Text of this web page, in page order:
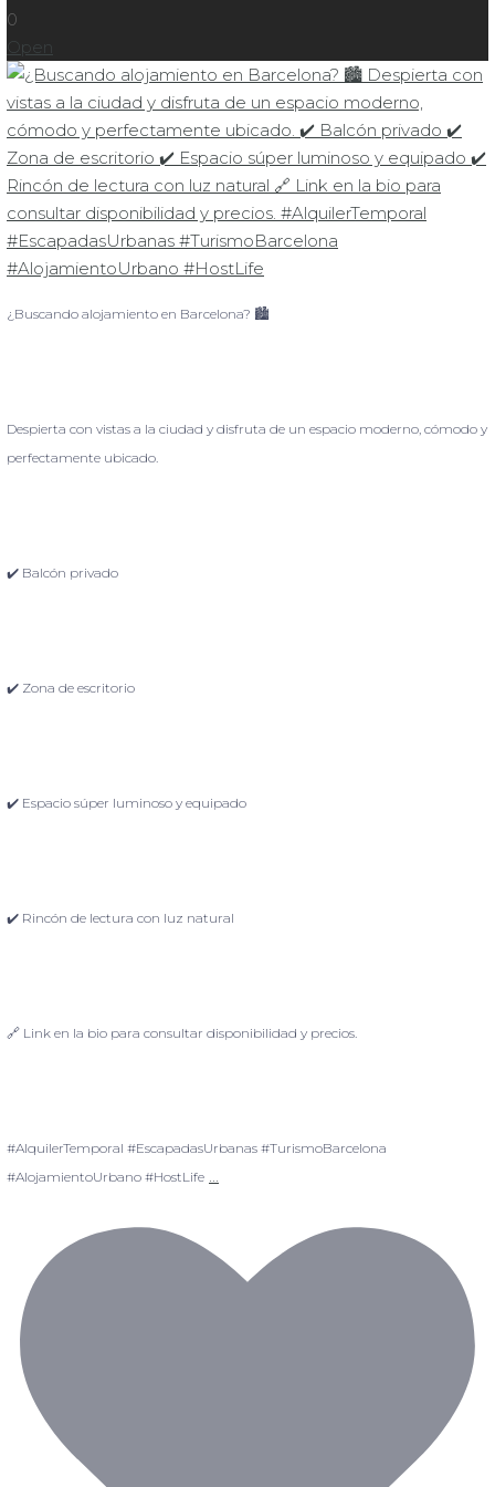
0
Open
¿Buscando alojamiento en Barcelona? 🏙️
Despierta con vistas a la ciudad y disfruta de un espacio moderno, cómodo y
perfectamente ubicado.
✔️ Balcón privado
✔️ Zona de escritorio
✔️ Espacio súper luminoso y equipado
✔️ Rincón de lectura con luz natural
🔗 Link en la bio para consultar disponibilidad y precios.
#AlquilerTemporal #EscapadasUrbanas #TurismoBarcelona
#AlojamientoUrbano #HostLife ...